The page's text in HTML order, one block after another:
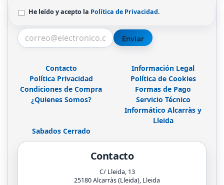
He leído y acepto la Política de Privacidad.
Enviar
Contacto
Información Legal
Política Privacidad
Política de Cookies
Condiciones de Compra
Formas de Pago
¿Quienes Somos?
Servicio Técnico
Informático Alcarràs y
Lleida
Sabados Cerrado
Contacto
C/ Lleida, 13
25180Alcarràs (Lleida), Lleida